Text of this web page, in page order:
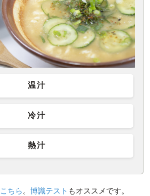
温汁
冷汁
熱汁
こちら 。 博識テスト もオススメです。